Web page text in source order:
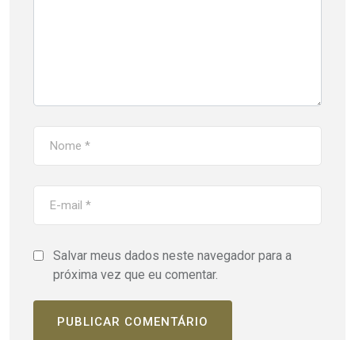
Salvar meus dados neste navegador para a
próxima vez que eu comentar.